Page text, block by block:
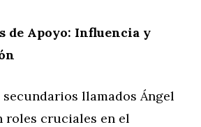
de Apoyo: Influencia y
llamados Ángel
roles cruciales en el